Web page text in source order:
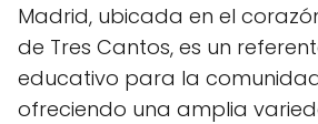
Madrid, ubicada en el
de Tres Cantos, es un
educativo para la
ofreciendo una amplia